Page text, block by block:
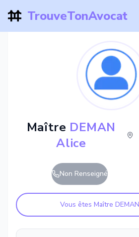
TrouveTonAvocat
Maître DEMAN
Alice
Non Renseigné
Vous êtes Maître